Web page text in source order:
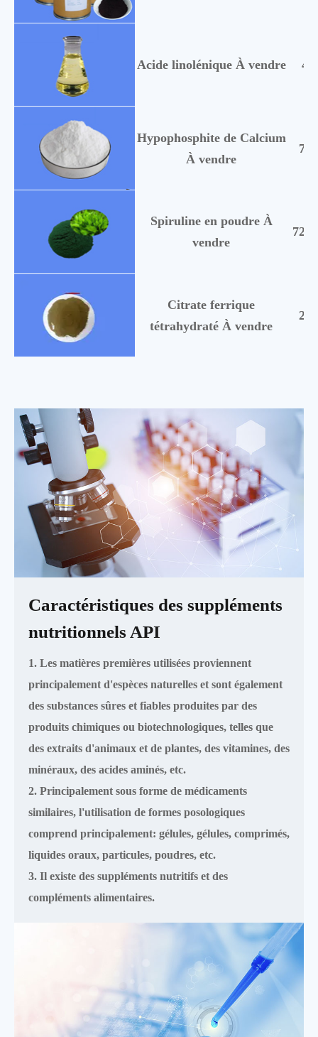
Acide linolénique À vendre
Hypophosphite de Calcium
À vendre
Spiruline en poudre À
vendre
Citrate ferrique
tétrahydraté À vendre
Caractéristiques des suppléments
nutritionnels API
1. Les matières premières utilisées proviennent
principalement d'espèces naturelles et sont également
des substances sûres et fiables produites par des
produits chimiques ou biotechnologiques, telles que
des extraits d'animaux et de plantes, des vitamines, des
minéraux, des acides aminés, etc.
2. Principalement sous forme de médicaments
similaires, l'utilisation de formes posologiques
comprend principalement: gélules, gélules, comprimés,
liquides oraux, particules, poudres, etc.
3. Il existe des suppléments nutritifs et des
compléments alimentaires.